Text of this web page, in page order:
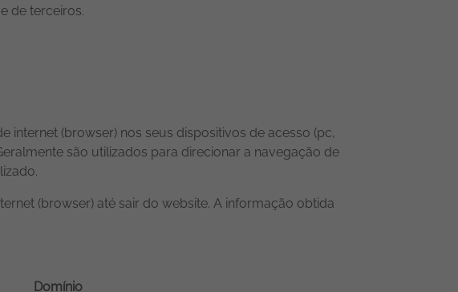
de terceiros.
internet (browser) nos seus dispositivos de acesso (pc,
são utilizados para direcionar a navegação de
(browser) até sair do website. A informação obtida
Domínio